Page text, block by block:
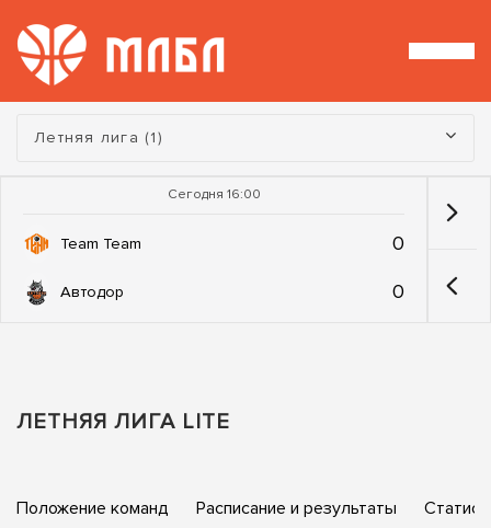
Турнир:
Летняя лига (1)
Сегодня 16:00
Team Team 0
Автодор 0
ЛЕТНЯЯ ЛИГА LITE
Положение команд Расписание и результаты